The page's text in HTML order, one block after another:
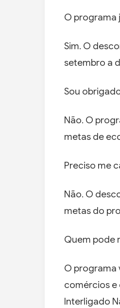
O programa
Sim. O
setembro a
Sou
Não. O
metas de
Preciso me
Não. O
metas do
Quem pode
O programa
comércios e
Interligado